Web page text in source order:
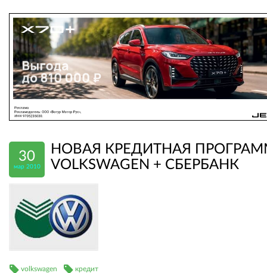
30
мар 2010
НОВАЯ КРЕДИТНАЯ
VOLKSWAGEN + СБЕРБАНК
volkswagen кредит